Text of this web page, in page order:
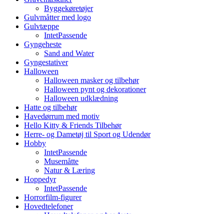
Byggekøretøjer
Gulvmåtter med logo
Gulvtæppe
IntetPassende
Gyngeheste
Sand and Water
Gyngestativer
Halloween
Halloween masker og tilbehør
Halloween pynt og dekorationer
Halloween udklædning
Hatte og tilbehør
Havedørrum med motiv
Hello Kitty & Friends Tilbehør
Herre- og Dametøj til Sport og Udendør
Hobby
IntetPassende
Musemåtte
Natur & Læring
Hoppedyr
IntetPassende
Horrorfilm-figurer
Hovedtelefoner